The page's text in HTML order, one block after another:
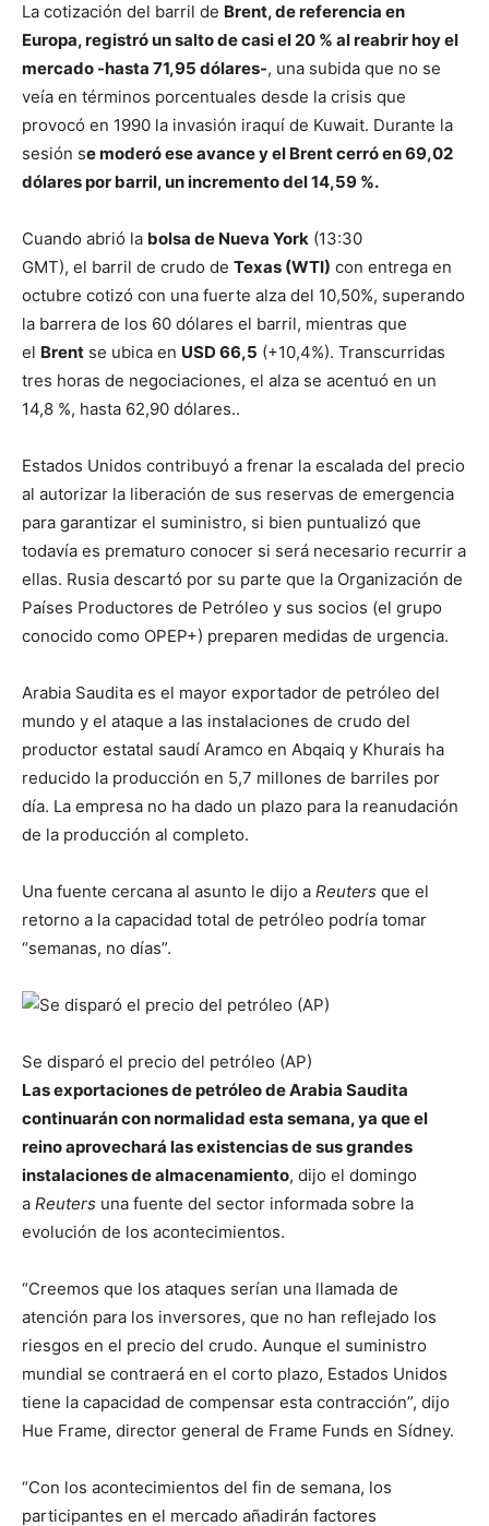
La cotización del barril de Brent, de referencia en
Europa, registró un salto de casi el 20 % al reabrir hoy el
mercado -hasta 71,95 dólares-, una subida que no se
veía en términos porcentuales desde la crisis que
provocó en 1990 la invasión iraquí de Kuwait. Durante la
sesión se moderó ese avance y el Brent cerró en 69,02
dólares por barril, un incremento del 14,59 %.
Cuando abrió la bolsa de Nueva York (13:30
GMT), el barril de crudo de Texas (WTI) con entrega en
octubre cotizó con una fuerte alza del 10,50%, superando
la barrera de los 60 dólares el barril, mientras que
el Brent se ubica en USD 66,5 (+10,4%). Transcurridas
tres horas de negociaciones, el alza se acentuó en un
14,8 %, hasta 62,90 dólares..
Estados Unidos contribuyó a frenar la escalada del precio
al autorizar la liberación de sus reservas de emergencia
para garantizar el suministro, si bien puntualizó que
todavía es prematuro conocer si será necesario recurrir a
ellas. Rusia descartó por su parte que la Organización de
Países Productores de Petróleo y sus socios (el grupo
conocido como OPEP+) preparen medidas de urgencia.
Arabia Saudita es el mayor exportador de petróleo del
mundo y el ataque a las instalaciones de crudo del
productor estatal saudí Aramco en Abqaiq y Khurais ha
reducido la producción en 5,7 millones de barriles por
día. La empresa no ha dado un plazo para la reanudación
de la producción al completo.
Una fuente cercana al asunto le dijo a Reuters que el
retorno a la capacidad total de petróleo podría tomar
“semanas, no días”.
Se disparó el precio del petróleo (AP)
Las exportaciones de petróleo de Arabia Saudita
continuarán con normalidad esta semana, ya que el
reino aprovechará las existencias de sus grandes
instalaciones de almacenamiento, dijo el domingo
a Reuters una fuente del sector informada sobre la
evolución de los acontecimientos.
“Creemos que los ataques serían una llamada de
atención para los inversores, que no han reflejado los
riesgos en el precio del crudo. Aunque el suministro
mundial se contraerá en el corto plazo, Estados Unidos
tiene la capacidad de compensar esta contracción”, dijo
Hue Frame, director general de Frame Funds en Sídney.
“Con los acontecimientos del fin de semana, los
participantes en el mercado añadirán factores